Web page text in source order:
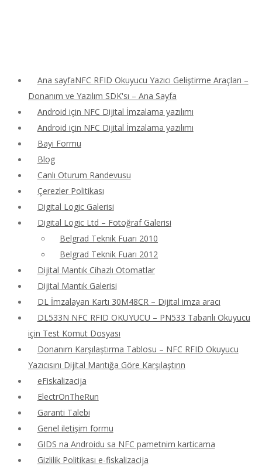
Ana sayfaNFC RFID Okuyucu Yazıcı Geliştirme Araçları –
Donanım ve Yazılım SDK'sı – Ana Sayfa
Android için NFC Dijital İmzalama yazılımı
Android için NFC Dijital İmzalama yazılımı
Bayi Formu
Blog
Canlı Oturum Randevusu
Çerezler Politikası
Digital Logic Galerisi
Digital Logic Ltd – Fotoğraf Galerisi
Belgrad Teknik Fuarı 2010
Belgrad Teknik Fuarı 2012
Dijital Mantık Cihazlı Otomatlar
Dijital Mantık Galerisi
DL İmzalayan Kartı 30M48CR – Dijital imza aracı
DL533N NFC RFID OKUYUCU – PN533 Tabanlı Okuyucu
için Test Komut Dosyası
Donanım Karşılaştırma Tablosu – NFC RFID Okuyucu
Yazıcısını Dijital Mantığa Göre Karşılaştırın
eFiskalizacija
ElectrOnTheRun
Garanti Talebi
Genel iletişim formu
GIDS na Androidu sa NFC pametnim karticama
Gizlilik Politikası e-fiskalizacija